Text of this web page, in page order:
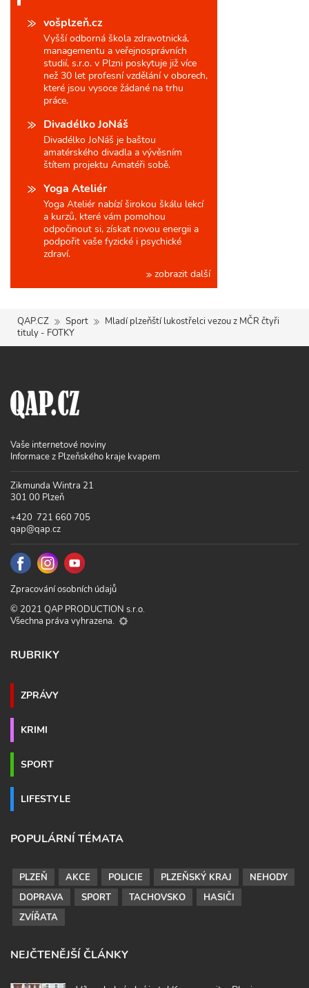
vošplzeň.cz
Vyšší odborná škola zdravotnická,
managementu a veřejnosprávních
studií, s.r.o. v Plzni poskytuje již více
než 30 let profesní vzdělání v oborech,
které jsou vysoce žádané na trhu
práce.
Divadélko JoNáš
Divadélko JoNáš je baštou
amatérského divadla a vývěsním
štítem projektu Amatéři sobě.
Yoga Ateliér
Yoga Ateliér nabízí širokou škálu lekcí
a kurzů, které vám pomohou
odpočinout si, získat novou energii a
podpořit vaše fyzické i psychické
zdraví.
zobrazit další
QAP.CZ Sport
Mladí plzeňští lukostřelci vezou z MČR čtyři
tituly - FOTKY
Vaše internetové noviny
Informace z Plzeňského kraje kvapem
Zikmunda Wintra 21
301 00 Plzeň
+420 721 660 705
qap@qap.cz
Zpracování osobních údajů
© 2021 QAP PRODUCTION s.r.o.
Všechna práva vyhrazena.
RUBRIKY
ZPRÁVY
KRIMI
SPORT
LIFESTYLE
POPULÁRNÍ TÉMATA
PLZEŇ AKCE POLICIE PLZEŇSKÝ KRAJ
NEHODY
DOPRAVA
SPORT TACHOVSKO
HASIČI
ZVÍŘATA
NEJČTENĚJŠÍ ČLÁNKY